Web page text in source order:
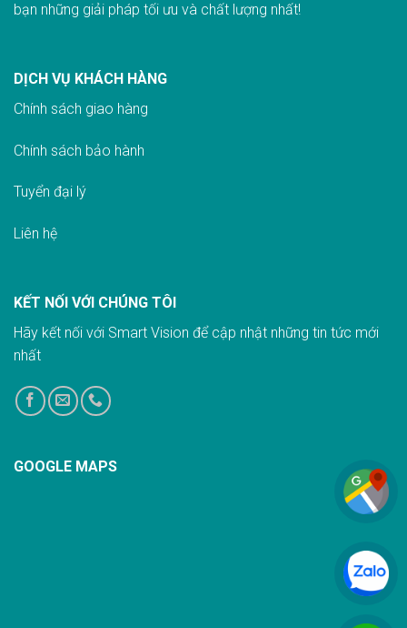
bạn những giải pháp tối ưu và chất lượng nhất!
DỊCH VỤ KHÁCH HÀNG
Chính sách giao hàng
Chính sách bảo hành
Tuyển đại lý
Liên hệ
KẾT NỐI VỚI CHÚNG TÔI
Hãy kết nối với Smart Vision để cập nhật những tin tức mới
nhất
GOOGLE MAPS